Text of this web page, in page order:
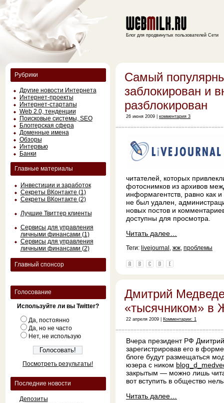
Рубрики
Другие новости Интернета
Интернет-проекты
Интернет-стартапы
Web 2.0, тенденции
Поисковые системы, SEO
Блоггерская сфера
Доменные имена
Обзоры
Интервью
Банки
Главные материалы
Инвестиции и заработок
Секреты ВКонтакте (1)
Секреты ВКонтакте (2)
Лучшие Твиттер клиенты
Сервисы для управления
личными финансами (1)
Сервисы для управления
личными финансами (2)
Главный спонсор
Голосование
Используйте ли вы Twitter?
Да, постоянно
Да, но не часто
Нет, не использую
Посмотреть результаты!
Последние новости
Депозиты
Блог для продвинутых пользователей Сети
Самый
заблокирован и
разблокирован
26 июня 2009 | комментария 3
читателей, которых
фотоснимков из архивов
информагентств, равно как
не был удален,
новых постов и
доступны для просмотра.
Читать далее…
Теги: livejournal , жж, проблемы
Дмитрий
«тысячником»
22 апреля 2009 | Комментарии: 1
Вчера президент РФ
зарегистрировав его в
блоге будут размещаться
юзера с ником
закрытым — можно лишь
вот вступить в общество
Читать далее…